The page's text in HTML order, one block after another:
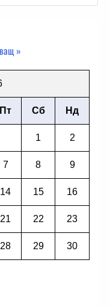
»
Пт Сб Нд
1 2
7 8 9
14 15 16
21 22 23
28 29 30